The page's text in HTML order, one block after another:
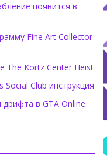
появится в
Fine Art Collector
The Kortz Center Heist
Social Club инструкция
в GTA Online